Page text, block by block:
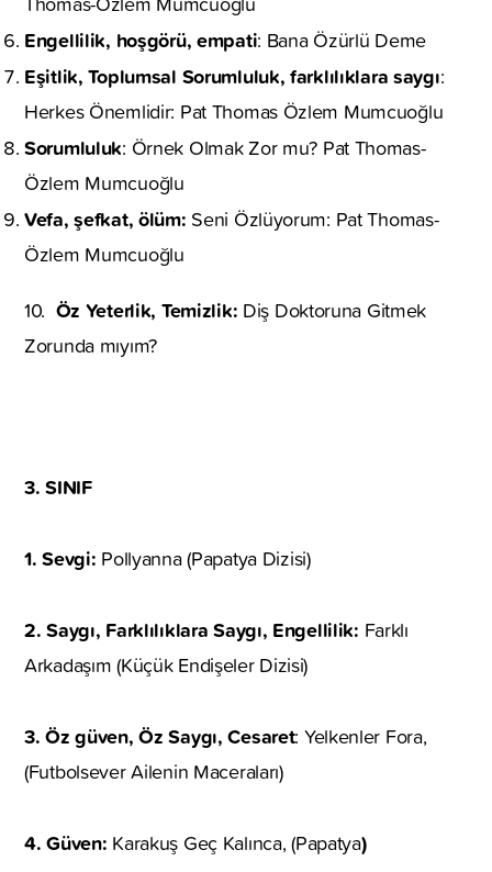
Engellilik, hoşgörü, empati: Bana Özürlü Deme
Eşitlik, Toplumsal Sorumluluk, farklılıklara saygı:
Herkes Önemlidir: Pat Thomas Özlem Mumcuoğlu
Sorumluluk: Örnek Olmak Zor mu? Pat Thomas-
Özlem Mumcuoğlu
Vefa, şefkat, ölüm: Seni Özlüyorum: Pat Thomas-
Özlem Mumcuoğlu
10. Öz Yeterlik, Temizlik: Diş Doktoruna Gitmek
Zorunda mıyım?
3. SINIF
1. Sevgi: Pollyanna (Papatya Dizisi)
2. Saygı, Farklılıklara Saygı, Engellilik: Farklı
Arkadaşım (Küçük Endişeler Dizisi)
3. Öz güven, Öz Saygı, Cesaret: Yelkenler Fora,
(Futbolsever Ailenin Maceraları)
4. Güven: Karakuş Geç Kalınca, (Papatya)